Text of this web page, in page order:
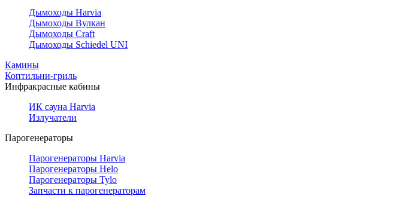
Дымоходы Harvia
Дымоходы Вулкан
Дымоходы Craft
Дымоходы Schiedel UNI
Камины
Коптильни-гриль
Инфракрасные кабины
ИК сауна Harvia
Излучатели
Парогенераторы
Парогенераторы Harvia
Парогенераторы Helo
Парогенераторы Tylo
Запчасти к парогенераторам